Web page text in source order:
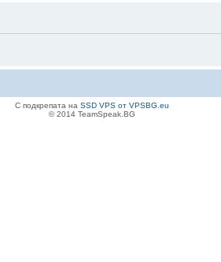
С подкрепата на SSD VPS от VPSBG.eu
© 2014 TeamSpeak.BG